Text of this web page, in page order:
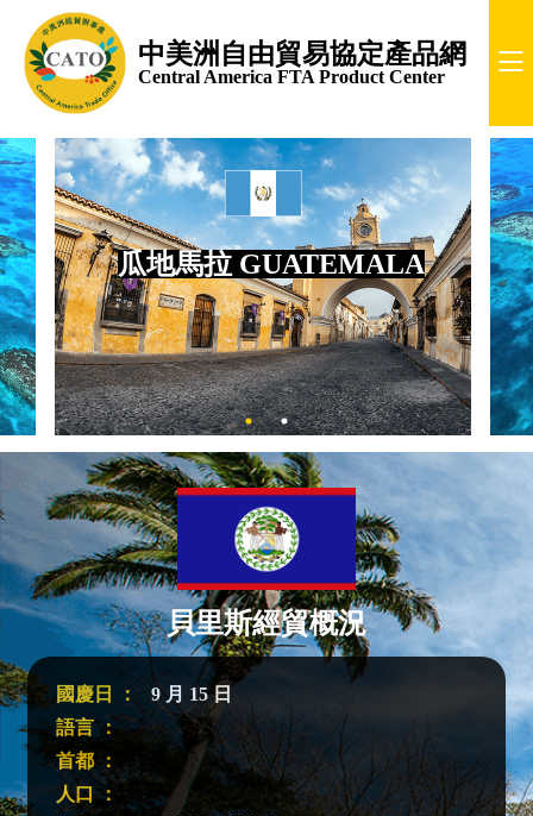
中美洲自由貿易協定產品網
Central America FTA Product Center
瓜地馬拉 GUATEMALA
貝里斯經貿概況
國慶日 ：
9 月 15 日
語言 ：
首都 ：
人口 ：